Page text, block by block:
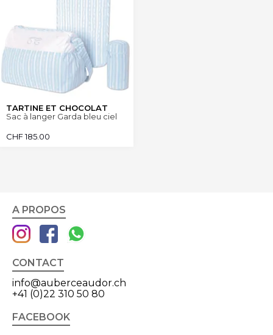
TARTINE ET CHOCOLAT
Sac à langer Garda bleu ciel
CHF185.00
A PROPOS
CONTACT
info@auberceaudor.ch
+41 (0)22 310 50 80
FACEBOOK